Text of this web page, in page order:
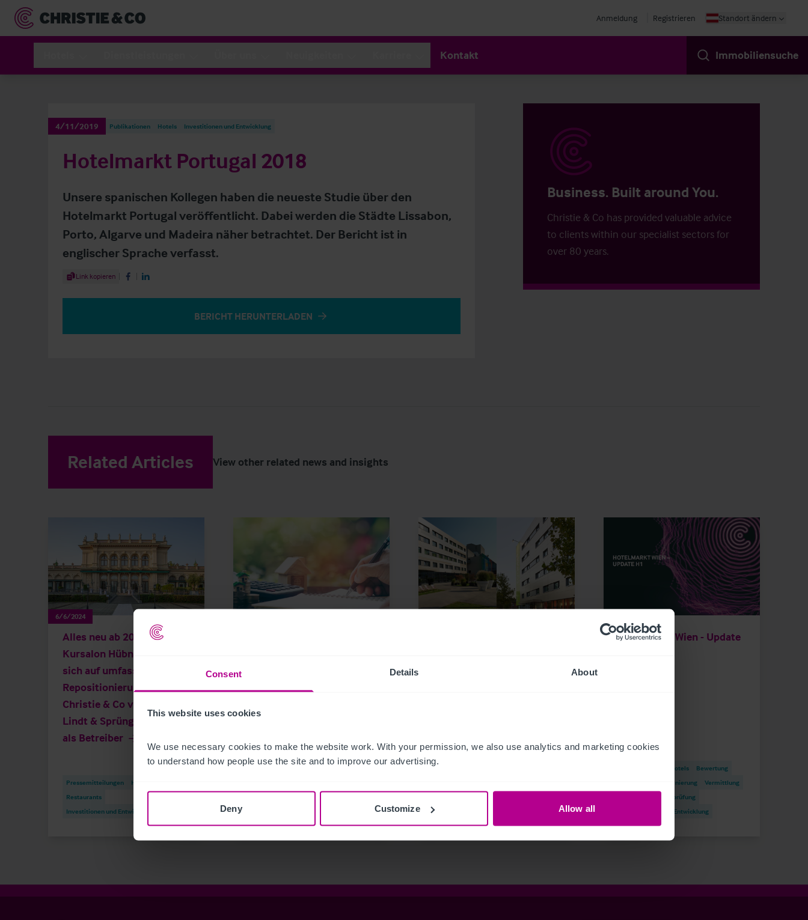
Consent Details About
This website uses cookies
We use necessary cookies to make the website work. With your permission, we also use analytics and marketing cookies
to understand how people use the site and to improve our advertising.
Deny Customize Allow all
Anmeldung Registrieren Standort ändern
Kontakt Immobiliensuche
4/11/2019 Publikationen Hotels Investitionen und Entwicklung
Hotelmarkt Portugal 2018
Unsere spanischen Kollegen haben die neueste Studie über den
Hotelmarkt Portugal veröffentlicht. Dabei werden die Städte Lissabon,
Porto, Algarve und Madeira näher betrachtet. Der Bericht ist in
englischer Sprache verfasst.
Share Article
Link kopieren Share on Facebook
Share on LinkedIn
Business. Built around You.
Christie & Co has provided valuable advice
to clients within our specialist sectors for
over 80 years.
BERICHT HERUNTERLADEN
Related Articles View other related news and insights
6/6/2024
Alles neu ab 2026:
Kursalon Hübner bereitet
sich auf umfassende
Repositionierung vor,
Christie & Co vermittelt
Lindt & Sprüngli Austria
als Betreiber
Pressemitteilungen
Hotels
Restaurants
Investitionen und Entwicklung
Investoren aktiv
Hotelmarkt Wien - Update
Hotels
Bewertung
Turnaround und Sanierung
Vermittlung
Pachtprüfung
Investitionen und Entwicklung